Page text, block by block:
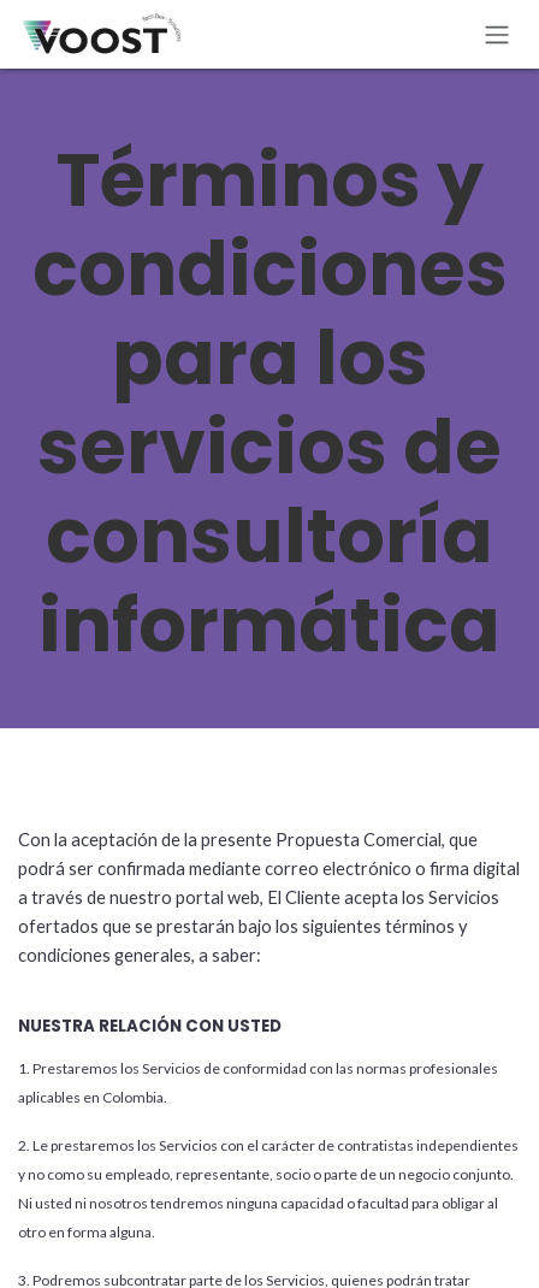
Términos y
condiciones
para los
servicios de
consultoría
informática
Con la aceptación de la presente Propuesta Comercial, que
podrá ser confirmada mediante correo electrónico o firma digital
a través de nuestro portal web, El Cliente acepta los Servicios
ofertados que se prestarán bajo los siguientes términos y
condiciones generales, a saber:
NUESTRA RELACIÓN CON USTED
1. Prestaremos los Servicios de conformidad con las normas profesionales
aplicables en Colombia.
2. Le prestaremos los Servicios con el carácter de contratistas independientes
y no como su empleado, representante, socio o parte de un negocio conjunto.
Ni usted ni nosotros tendremos ninguna capacidad o facultad para obligar al
otro en forma alguna.
3. Podremos subcontratar parte de los Servicios, quienes podrán tratar